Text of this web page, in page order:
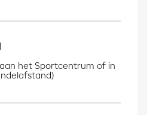
het Sportcentrum of in